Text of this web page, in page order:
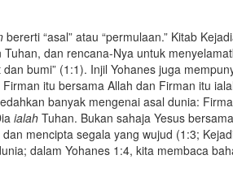
bererti “asal” atau “permulaan.” Kitab
dan rencana-Nya untuk
bumi” (1:1). Injil Yohanes juga
itu bersama Allah dan Firman itu
banyak mengenai asal dunia:
ialah Tuhan. Bukan sahaja Yesus
mencipta segala yang wujud (1:3;
dalam Yohanes 1:4, kita membaca